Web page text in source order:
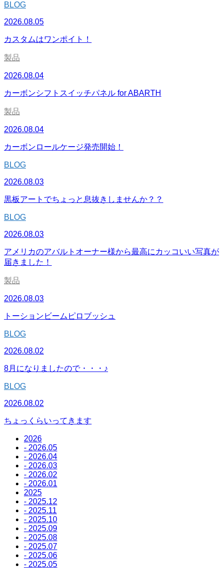
BLOG
2026.08.05
カスタムはワンポイト！
製品
2026.08.04
カーボンシフトスイッチパネル for ABARTH
製品
2026.08.04
カーボンロールケージ発売開始！
BLOG
2026.08.03
黒板アートでちょっと息抜きしませんか？？
BLOG
2026.08.03
アメリカのアバルトオーナー様から最高にカッコいい写真が
届きました！
製品
2026.08.03
トーションビームピロブッシュ
BLOG
2026.08.02
8月になりましたので・・・♪
BLOG
2026.08.02
ちょっくらいってきます
2026
- 2026.05
- 2026.04
- 2026.03
- 2026.02
- 2026.01
2025
- 2025.12
- 2025.11
- 2025.10
- 2025.09
- 2025.08
- 2025.07
- 2025.06
- 2025.05